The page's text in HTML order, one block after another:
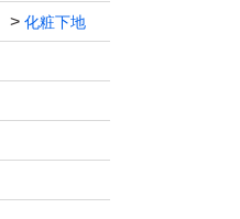
化粧下地